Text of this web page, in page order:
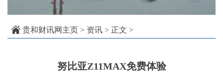
贵和财讯网主页 > 资讯 > 正文 >
努比亚Z11MAX免费体验